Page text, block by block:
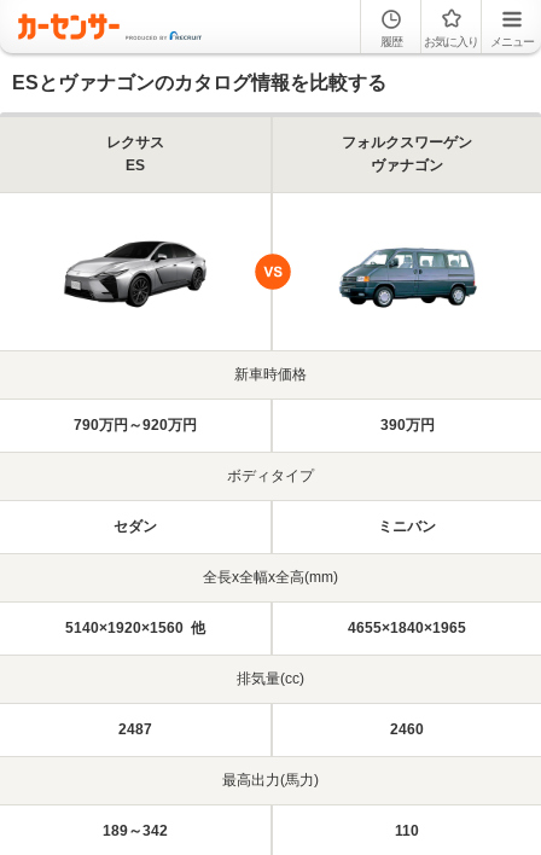
履歴 お気に入り メニュー
ESとヴァナゴンのカタログ情報を比較する
レクサス
ES
フォルクスワーゲン
ヴァナゴン
新車時価格
790万円～920万円 390万円
ボディタイプ
セダン ミニバン
全長x全幅x全高(mm)
5140×1920×1560 他 4655×1840×1965
排気量(cc)
2487 2460
最高出力(馬力)
189～342 110